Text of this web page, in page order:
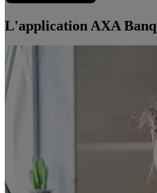
L'application AXA